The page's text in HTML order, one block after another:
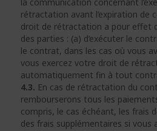
rétractation avant l’expiration de
droit de rétractation a pour effet
des parties : (a) d’exécuter le
le contrat, dans les cas où vous
vous exercez votre droit de
automatiquement fin à tout
4.3. En cas de rétractation du
rembourserons tous les
compris, le cas échéant, les frais
des frais supplémentaires si vous